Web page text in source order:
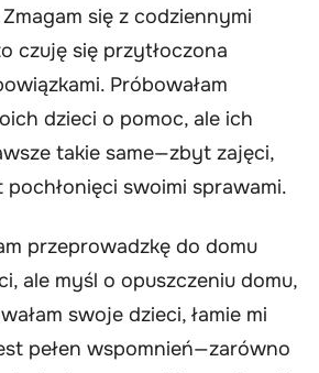
się z codziennymi
czuję się przytłoczona
Próbowałam
dzieci o pomoc, ale ich
takie same—zbyt zajęci,
swoimi sprawami.
przeprowadzkę do domu
ale myśl o opuszczeniu domu,
swoje dzieci, łamie mi
pełen wspomnień—zarówno